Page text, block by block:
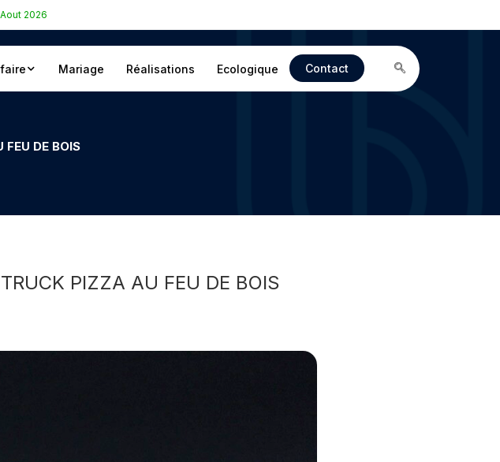
2026
Mariage Réalisations Ecologique Contact
FEU DE BOIS
PIZZA AU FEU DE BOIS